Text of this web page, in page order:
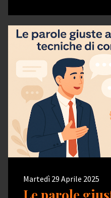
Martedì 29 Aprile 2025